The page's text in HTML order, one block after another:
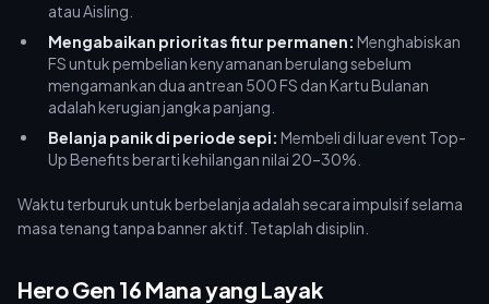
atau Aisling.
Mengabaikan prioritas fitur permanen: Menghabiskan
FS untuk pembelian kenyamanan berulang sebelum
mengamankan dua antrean 500 FS dan Kartu Bulanan
adalah kerugian jangka panjang.
Belanja panik di periode sepi: Membeli di luar event Top-
Up Benefits berarti kehilangan nilai 20–30%.
Waktu terburuk untuk berbelanja adalah secara impulsif selama
masa tenang tanpa banner aktif. Tetaplah disiplin.
Hero Gen 16 Mana yang Layak